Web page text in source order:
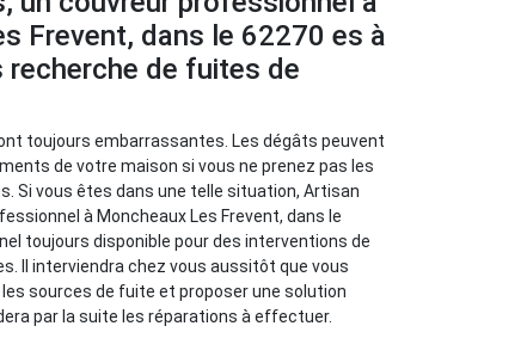
Frevent, dans le 62270 es à
recherche de fuites de
toujours embarrassantes. Les dégâts peuvent
de votre maison si vous ne prenez pas les
Si vous êtes dans une telle situation, Artisan
à Moncheaux Les Frevent, dans le
toujours disponible pour des interventions de
Il interviendra chez vous aussitôt que vous
les sources de fuite et proposer une solution
par la suite les réparations à effectuer.